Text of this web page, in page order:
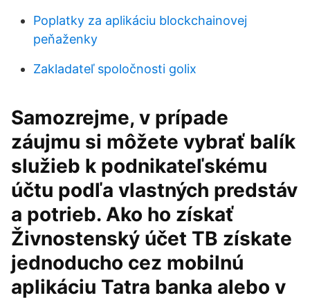
Poplatky za aplikáciu blockchainovej
peňaženky
Zakladateľ spoločnosti golix
Samozrejme, v prípade
záujmu si môžete vybrať balík
služieb k podnikateľskému
účtu podľa vlastných predstáv
a potrieb. Ako ho získať
Živnostenský účet TB získate
jednoducho cez mobilnú
aplikáciu Tatra banka alebo v